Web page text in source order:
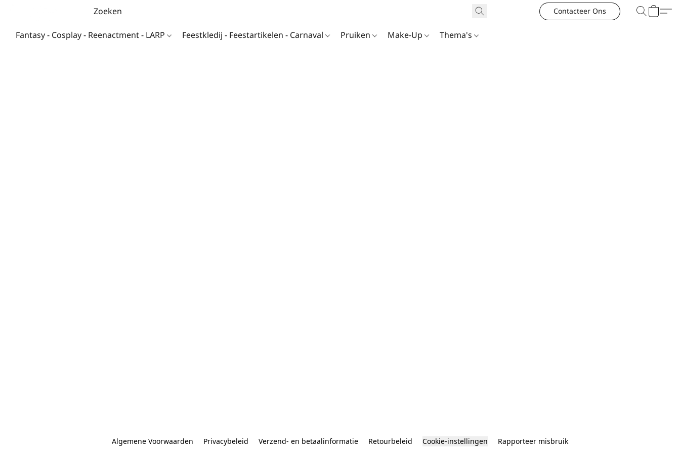
Contacteer Ons
Fantasy - Cosplay - Reenactment - LARP Feestkledij - Feestartikelen - Carnaval Pruiken Make-Up Thema's
Algemene Voorwaarden Privacybeleid Verzend- en betaalinformatie Retourbeleid Cookie-instellingen Rapporteer misbruik